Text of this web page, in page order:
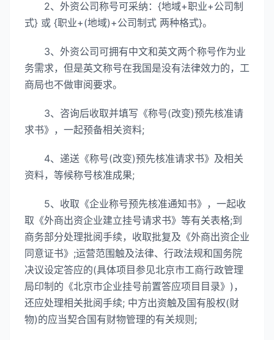
2、外资公司称号可采纳：{地域+职业+公司制
式} 或 {职业+(地域)+公司制式 两种格式}。
3、外资公司可拥有中文和英文两个称号作为业
务需求，但是英文称号在我国是没有法律效力的，工
商局也不做审阅要求。
3、咨询后收取并填写《称号(改变)预先核准请
求书》，一起预备相关资料;
4、递送《称号(改变)预先核准请求书》及相关
资料，等候称号核准成果;
5、收取《企业称号预先核准通知书》，一起收
取《外商出资企业建立挂号请求书》等有关表格;到
商务部分处理批阅手续，收取批复及《外商出资企业
同意证书》;运营范围触及法律、行政法规和国务院
决议设定答应的(具体项目参见北京市工商行政管理
局印制的《北京市企业挂号前置答应项目目录》)，
还应处理相关批阅手续; 中方出资触及国有股权(财
物)的应当契合国有财物管理的有关规则;